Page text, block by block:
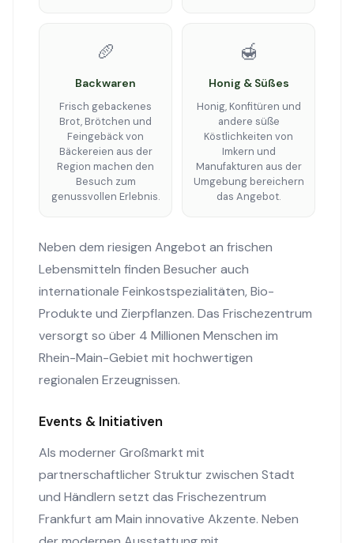
🥖
Backwaren
Frisch gebackenes
Brot, Brötchen und
Feingebäck von
Bäckereien aus der
Region machen den
Besuch zum
genussvollen Erlebnis.
🍯
Honig & Süßes
Honig, Konfitüren und
andere süße
Köstlichkeiten von
Imkern und
Manufakturen aus der
Umgebung bereichern
das Angebot.
Neben dem riesigen Angebot an frischen
Lebensmitteln finden Besucher auch
internationale Feinkostspezialitäten, Bio-
Produkte und Zierpflanzen. Das Frischezentrum
versorgt so über 4 Millionen Menschen im
Rhein-Main-Gebiet mit hochwertigen
regionalen Erzeugnissen.
Events & Initiativen
Als moderner Großmarkt mit
partnerschaftlicher Struktur zwischen Stadt
und Händlern setzt das Frischezentrum
Frankfurt am Main innovative Akzente. Neben